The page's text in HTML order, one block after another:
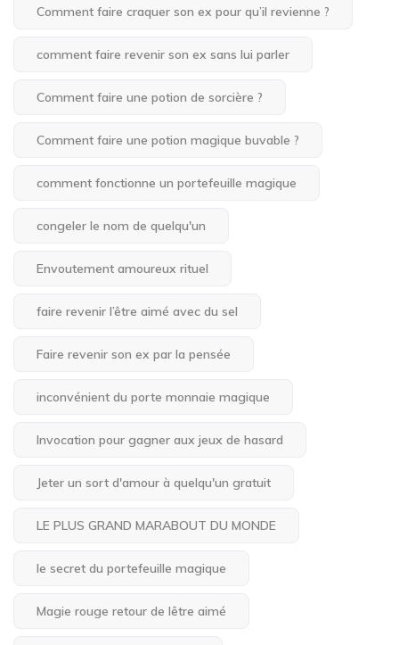
Comment faire craquer son ex pour qu’il revienne ?
comment faire revenir son ex sans lui parler
Comment faire une potion de sorcière ?
Comment faire une potion magique buvable ?
comment fonctionne un portefeuille magique
congeler le nom de quelqu'un
Envoutement amoureux rituel
faire revenir l’être aimé avec du sel
Faire revenir son ex par la pensée
inconvénient du porte monnaie magique
Invocation pour gagner aux jeux de hasard
Jeter un sort d'amour à quelqu'un gratuit
LE PLUS GRAND MARABOUT DU MONDE
le secret du portefeuille magique
Magie rouge retour de lêtre aimé